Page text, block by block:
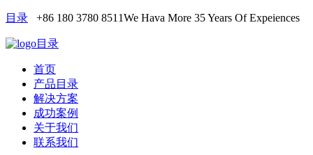
目录 +86 180 3780 8511We Hava More 35 Years Of Expeiences
目录
首页
产品目录
解决方案
成功案例
关于我们
联系我们